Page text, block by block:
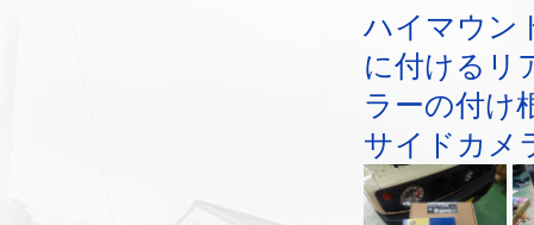
ハイマウン
に付けるリ
ラーの付け
サイドカメ